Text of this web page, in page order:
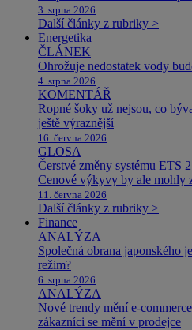
3. srpna 2026
Další články z rubriky >
Energetika
ČLÁNEK
Ohrožuje nedostatek vody
4. srpna 2026
KOMENTÁŘ
Ropné šoky už nejsou, co
ještě výraznější
16. června 2026
GLOSA
Čerstvé změny systému ETS
Cenové výkyvy by ale mohly
11. června 2026
Další články z rubriky >
Finance
ANALÝZA
Společná obrana japonského
režim?
6. srpna 2026
ANALÝZA
Nové trendy mění e-
zákazníci se mění v prodejce